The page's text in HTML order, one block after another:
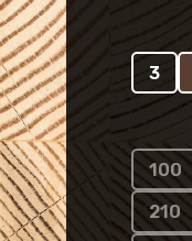
3
100
210